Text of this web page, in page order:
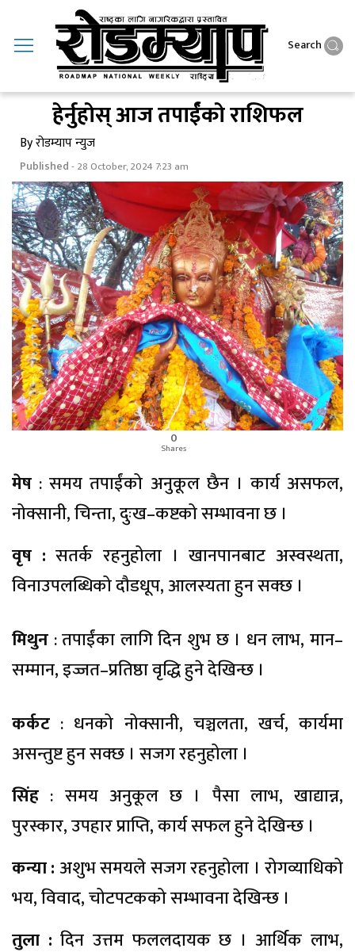
Search
हेर्नुहाेस् आज तपाईंंकाे राशिफल
By रोडम्याप न्युज
Published- 28 October, 2024 7:23 am
0
Shares
मेष : समय तपाईंको अनुकूल छैन । कार्य असफल,
नोक्सानी, चिन्ता, दुःख–कष्टको सम्भावना छ ।
वृष :सतर्क रहनुहोला । खानपानबाट अस्वस्थता,
विनाउपलब्धिको दौडधूप, आलस्यता हुन सक्छ ।
मिथुन : तपाईंका लागि दिन शुभ छ । धन लाभ, मान–
सम्मान, इज्जत–प्रतिष्ठा वृद्धि हुने देखिन्छ ।
कर्कट : धनको नोक्सानी, चञ्चलता, खर्च, कार्यमा
असन्तुष्ट हुन सक्छ । सजग रहनुहोला ।
सिंह : समय अनुकूल छ । पैसा लाभ, खाद्यान्न,
पुरस्कार, उपहार प्राप्ति, कार्य सफल हुने देखिन्छ ।
कन्या :अशुभ समयले सजग रहनुहोला । रोगव्याधिको
भय, विवाद, चोटपटकको सम्भावना देखिन्छ ।
तुला : दिन उत्तम फललदायक छ । आर्थिक लाभ,